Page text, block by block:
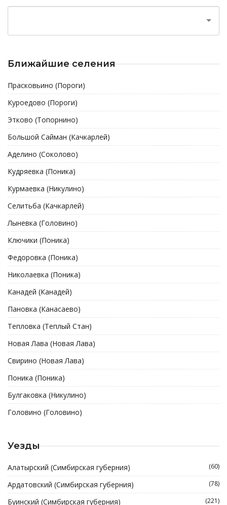
Ближайшие селения
Прасковьино (Пороги)
Куроедово (Пороги)
Этково (Топорнино)
Большой Сайман (Качкарлей)
Аделино (Соколово)
Кудряевка (Поника)
Курмаевка (Никулино)
Селитьба (Качкарлей)
Лыневка (Головино)
Ключики (Поника)
Федоровка (Поника)
Николаевка (Поника)
Канадей (Канадей)
Пановка (Канасаево)
Тепловка (Теплый Стан)
Новая Лава (Новая Лава)
Свирино (Новая Лава)
Поника (Поника)
Булгаковка (Никулино)
Головино (Головино)
Уезды
Алатырский (Симбирская губерния) (60)
Ардатовский (Симбирская губерния) (78)
Буинский (Симбирская губерния) (221)